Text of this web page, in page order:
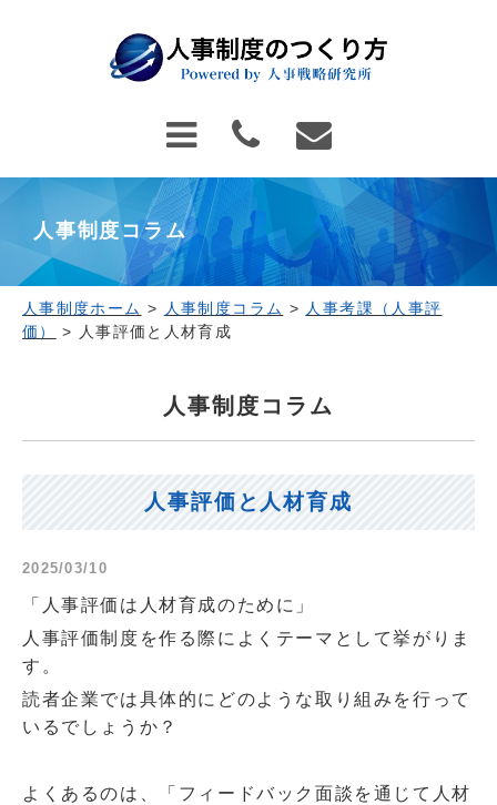
人事制度コラム
人事制度ホーム > 人事制度コラム > 人事考課（人事評
価）
> 人事評価と人材育成
人事制度コラム
人事評価と人材育成
2025/03/10
「人事評価は人材育成のために」
人事評価制度を作る際によくテーマとして挙がりま
す。
読者企業では具体的にどのような取り組みを行って
いるでしょうか？
よくあるのは、「フィードバック面談を通じて人材